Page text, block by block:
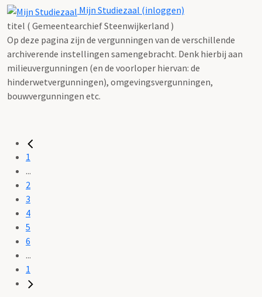
Mijn Studiezaal (inloggen)
titel ( Gemeentearchief Steenwijkerland )
Op deze pagina zijn de vergunningen van de verschillende
archiverende instellingen samengebracht. Denk hierbij aan
milieuvergunningen (en de voorloper hiervan: de
hinderwetvergunningen), omgevingsvergunningen,
bouwvergunningen etc.
1
...
2
3
4
5
6
...
1